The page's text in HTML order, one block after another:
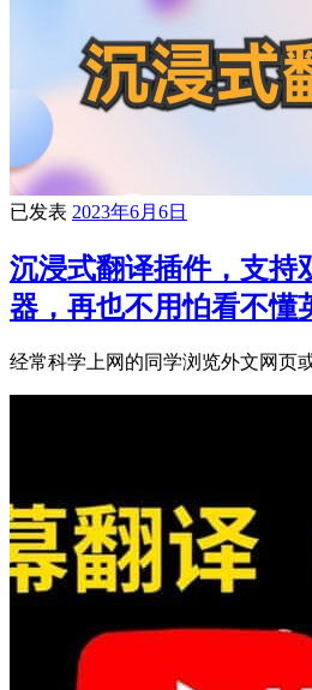
已发表 2023年6月6日
沉浸式翻译插件，支持
器，再也不用怕看不懂
经常科学上网的同学浏览外文网页